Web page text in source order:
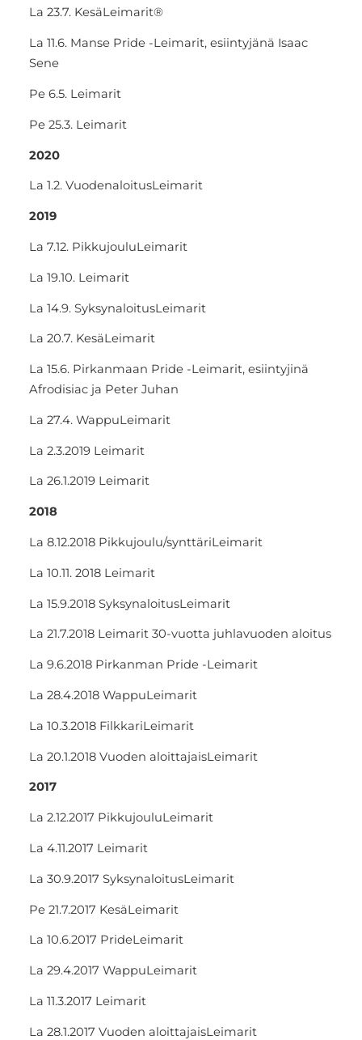
La 23.7. KesäLeimarit®
La 11.6. Manse Pride -Leimarit, esiintyjänä Isaac
Sene
Pe 6.5. Leimarit
Pe 25.3. Leimarit
2020
La 1.2. VuodenaloitusLeimarit
2019
La 7.12. PikkujouluLeimarit
La 19.10. Leimarit
La 14.9. SyksynaloitusLeimarit
La 20.7. KesäLeimarit
La 15.6. Pirkanmaan Pride -Leimarit, esiintyjinä
Afrodisiac ja Peter Juhan
La 27.4. WappuLeimarit
La 2.3.2019 Leimarit
La 26.1.2019 Leimarit
2018
La 8.12.2018 Pikkujoulu/synttäriLeimarit
La 10.11. 2018 Leimarit
La 15.9.2018 SyksynaloitusLeimarit
La 21.7.2018 Leimarit 30-vuotta juhlavuoden aloitus
La 9.6.2018 Pirkanman Pride -Leimarit
La 28.4.2018 WappuLeimarit
La 10.3.2018 FilkkariLeimarit
La 20.1.2018 Vuoden aloittajaisLeimarit
2017
La 2.12.2017 PikkujouluLeimarit
La 4.11.2017 Leimarit
La 30.9.2017 SyksynaloitusLeimarit
Pe 21.7.2017 KesäLeimarit
La 10.6.2017 PrideLeimarit
La 29.4.2017 WappuLeimarit
La 11.3.2017 Leimarit
La 28.1.2017 Vuoden aloittajaisLeimarit